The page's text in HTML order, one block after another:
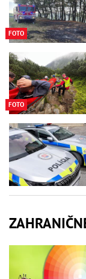
FOTO
FOTO